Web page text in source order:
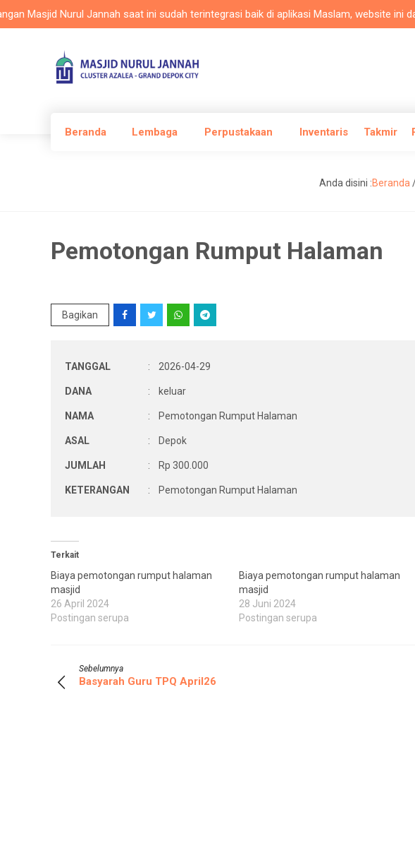
Nurul Jannah saat ini sudah terintegrasi baik di aplikasi Maslam, website ini dan
Beranda Lembaga Perpustakaan Inventaris Takmir
Anda disini :Beranda
Pemotongan Rumput Halaman
Bagikan
TANGGAL : 2026-04-29
DANA : keluar
NAMA : Pemotongan Rumput Halaman
ASAL : Depok
JUMLAH : Rp 300.000
KETERANGAN : Pemotongan Rumput Halaman
Terkait
Biaya pemotongan rumput halaman
masjid
26 April 2024
Postingan serupa
Biaya pemotongan rumput halaman
masjid
28 Juni 2024
Postingan serupa
Sebelumnya
Basyarah Guru TPQ April26